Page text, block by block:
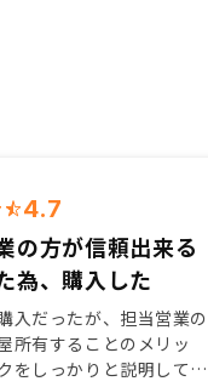
4.7
の方が信頼出来る
為、購入した
入だったが、担当営業の
所有することのメリッ
をしっかりと説明してく